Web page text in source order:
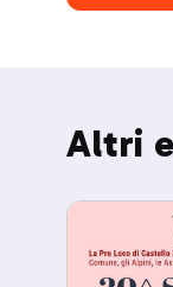
Altri